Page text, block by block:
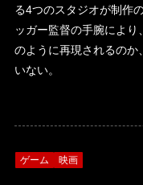
る4つのスタジオが制作
ッガー監督の手腕によ
のように再現されるのか
いない。
ゲーム 映画